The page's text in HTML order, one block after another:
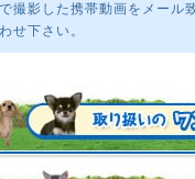
撮影した携帯動画をメール
せ下さい。